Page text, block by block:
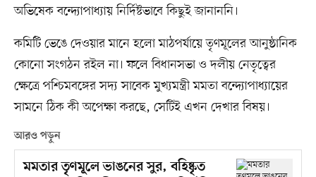
অভিষেক বন্দ্যোপাধ্যায় নির্দিষ্টভাবে কিছুই জানাননি।
কমিটি ভেঙে দেওয়ার মানে হলো মাঠপর্যায়ে তৃণমূলের আনুষ্ঠানিক
কোনো সংগঠন রইল না। ফলে বিধানসভা ও দলীয় নেতৃত্বের
ক্ষেত্রে পশ্চিমবঙ্গের সদ্য সাবেক মুখ্যমন্ত্রী মমতা বন্দ্যোপাধ্যায়ের
সামনে ঠিক কী অপেক্ষা করছে, সেটিই এখন দেখার বিষয়।
আরও পড়ুন
মমতার তৃণমূলে ভাঙনের সুর, বহিষ্কৃত